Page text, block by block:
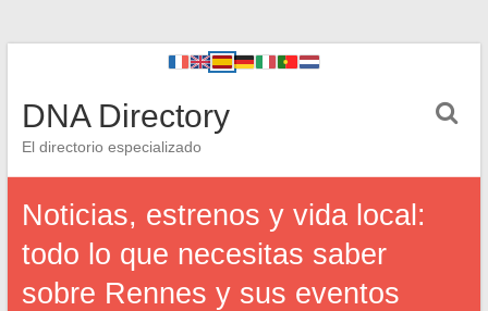
DNA Directory
El directorio especializado
Noticias, estrenos y vida local:
todo lo que necesitas saber
sobre Rennes y sus eventos